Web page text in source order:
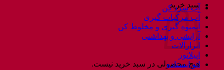
سبد خرید
هیچ محصولی در سبد خرید نیست.
آب سرد کن
آب مرکبات گیری
آبمیوه گیری و مخلوط کن
آرایشی و بهداشتی
ابزارآلات
اپیلاتور
اتو ایستاده